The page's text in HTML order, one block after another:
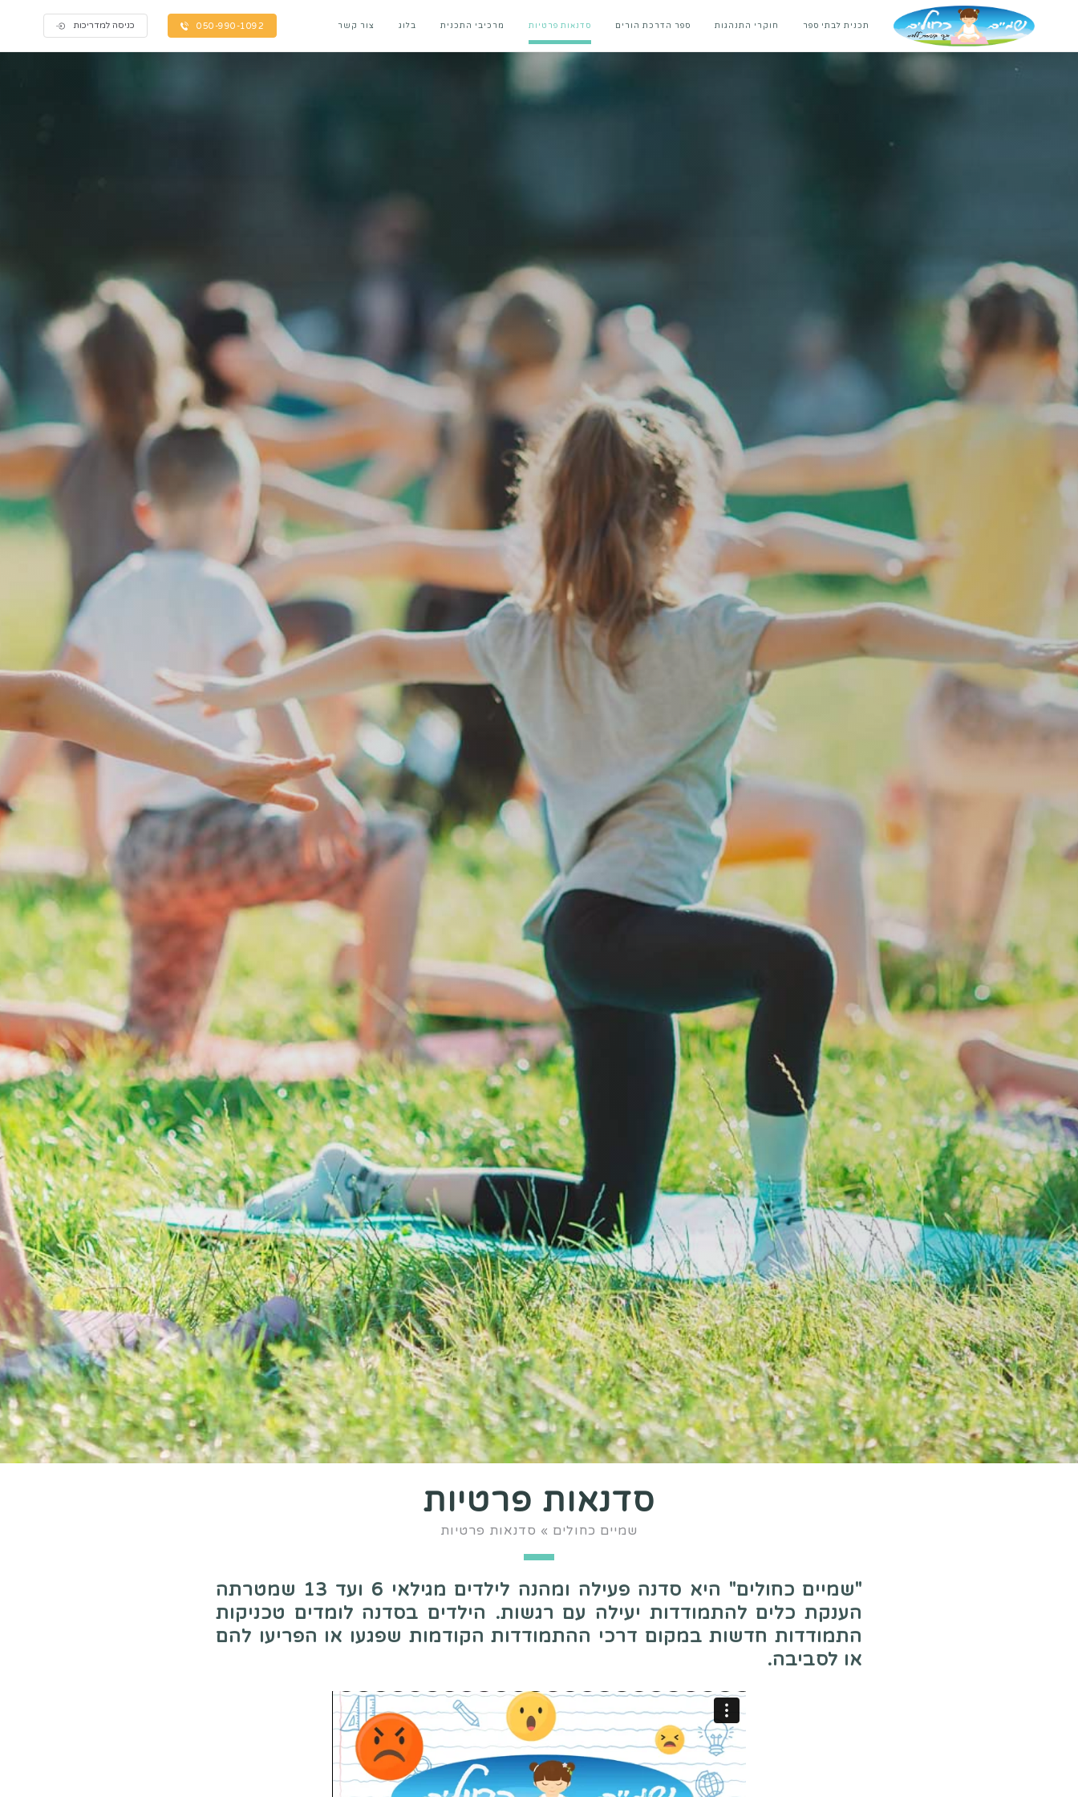
תכנית לבתי ספר חוקרי התנהגות ספר הדרכת הורים סדנאות פרטיות מרכיבי התכנית בלוג צור קשר 050-990-1092 כניסה למדריכות
סדנאות פרטיות
שמיים כחולים » סדנאות פרטיות
"שמיים כחולים" היא סדנה פעילה ומהנה לילדים מגילאי 6 ועד 13 שמטרתה
הענקת כלים להתמודדות יעילה עם רגשות. הילדים בסדנה לומדים טכניקות
התמודדות חדשות במקום דרכי ההתמודדות הקודמות שפגעו או הפריעו להם
או לסביבה.